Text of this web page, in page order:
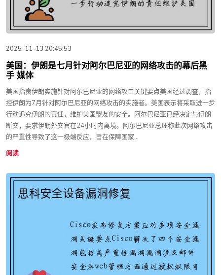
2025-11-13 20:45:53
美国：伊朗是七月针对阿尔巴尼亚的网络攻击的幕后黑
手 媒体
美国指责伊朗实施针对阿尔巴尼亚的网络攻击关键要点美国经过调查，指
控伊朗为7月针对阿尔巴尼亚的网络攻击的实施者。美国表示将采取进一步
行动追究伊朗的责任，维护美国盟友的安全。阿尔巴尼亚已经决定与伊朗
断交，要求伊朗外交官在24小时内离境。阿尔巴尼亚总理称此次网络攻击
的严重性导致了这一极端反应，旨在保障国家...
阅读